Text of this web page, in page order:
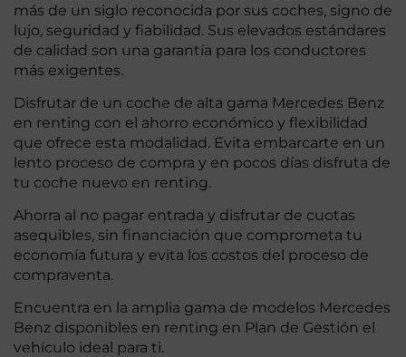
más de un siglo reconocida por sus coches, signo de
lujo, seguridad y fiabilidad. Sus elevados estándares
de calidad son una garantía para los conductores
más exigentes.
Disfrutar de un coche de alta gama Mercedes Benz
en renting con el ahorro económico y flexibilidad
que ofrece esta modalidad. Evita embarcarte en un
lento proceso de compra y en pocos días disfruta de
tu coche nuevo en renting.
Ahorra al no pagar entrada y disfrutar de cuotas
asequibles, sin financiación que comprometa tu
economía futura y evita los costos del proceso de
compraventa.
Encuentra en la amplia gama de modelos Mercedes
Benz disponibles en renting en Plan de Gestión el
vehículo ideal para ti.